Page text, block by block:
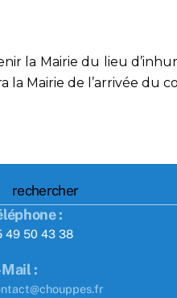
la Mairie du lieu
la Mairie de l’arrivée du
:
49 50 43 38
Mail :